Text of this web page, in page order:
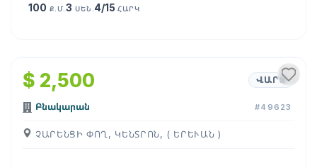
100 Ք.Մ.3 ՍԵՆ. 4/15ՀԱՐԿ
$ 2,500 ՎԱՐՁ
Բնակարան #49623
ՉԱՐԵՆՑԻ ՓՈՂ, ԿԵՆՏՐՈՆ, ( ԵՐԵՒԱՆ )